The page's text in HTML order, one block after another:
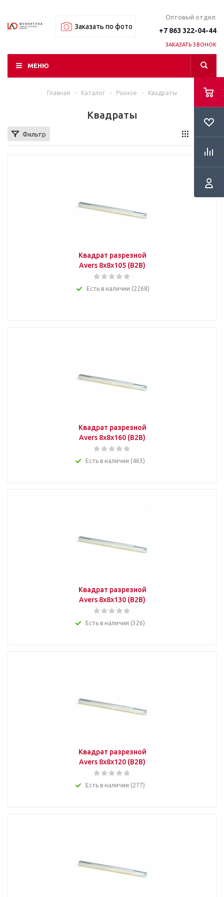
Заказать по фото
Оптовый отдел:
+7 863 322-04-44
ЗАКАЗАТЬ ЗВОНОК
МЕНЮ
Главная - Каталог - Разное - Квадраты
Квадраты
Фильтр
Квадрат разрезной
Avers 8x8x105 (B2B)
Есть в наличии (2268)
Квадрат разрезной
Avers 8x8x160 (B2B)
Есть в наличии (463)
Квадрат разрезной
Avers 8x8x130 (B2B)
Есть в наличии (326)
Квадрат разрезной
Avers 8x8x120 (B2B)
Есть в наличии (277)